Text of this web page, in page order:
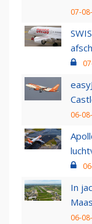
07-
06-
In
06-